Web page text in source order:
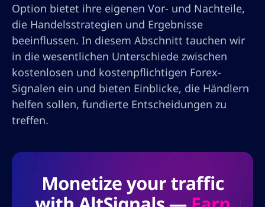
Option bietet ihre eigenen Vor- und Nachteile,
die Handelsstrategien und Ergebnisse
beeinflussen. In diesem Abschnitt tauchen wir
in die wesentlichen Unterschiede zwischen
kostenlosen und kostenpflichtigen Forex-
Signalen ein und bieten Einblicke, die Händlern
helfen sollen, fundierte Entscheidungen zu
treffen.